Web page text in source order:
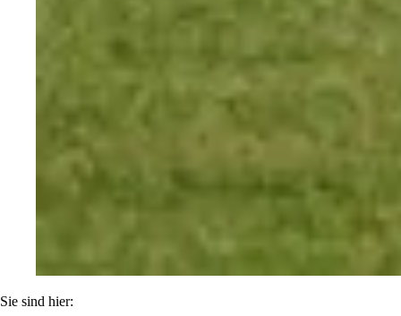
Sie sind hier: